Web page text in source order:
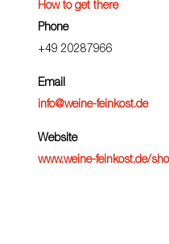
How to get there
Phone
+49 20287966
Email
info@weine-feinkost.de
Website
www.weine-feinkost.de/